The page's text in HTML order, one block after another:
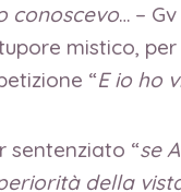
conoscevo… –
mistico,
“E io ho
sentenziato “se
della